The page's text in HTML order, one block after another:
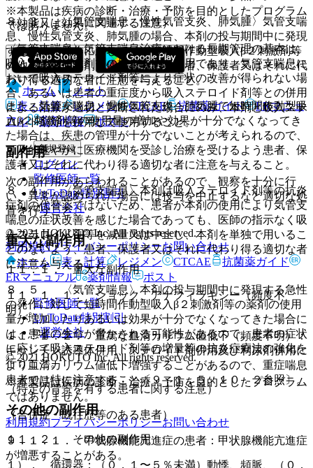
８．３． 〈気管支喘息、慢性気管支炎、肺気腫〉気管支喘
息、慢性気管支炎、肺気腫の場合、本剤の投与期間中に発現
する急性の発作に対しては、短時間作動型吸入β２刺激剤等
の他の適切な薬剤を使用するよう患者、保護者又はそれに代
わり得る適切な者に注意を与えること。
また、気管支喘息、慢性気管支炎、肺気腫で短時間作動型吸
入β２刺激剤等の使用量の増加や効果が十分でなくなってき
た場合は、疾患の管理が十分でないことが考えられるので、
可及的速やかに医療機関を受診し治療を受けるよう患者、保
護者又はそれに代わり得る適切な者に注意を与えること。
８．４． 〈気管支喘息〉本剤は吸入ステロイド剤等の抗炎
症剤の代替薬ではないため、患者が本剤の使用により気管支
喘息の症状改善を感じた場合であっても、医師の指示なく吸
入ステロイド剤等を減量又は中止し、本剤を単独で用いるこ
とのないよう、患者、保護者又はそれに代わり得る適切な者
に注意を与えること。
８．５． 〈気管支喘息〉本剤の投与期間中に発現する急性
の発作に対して短時間作動型吸入β２刺激剤等の薬剤の使用
量が増加したりあるいは効果が十分でなくなってきた場合に
は、患者の生命が脅かされる可能性があるので、患者の症状
に応じて吸入ステロイド剤等の増量等の抗炎症療法の強化を
行うこと。
（特定の背景を有する患者に関する注意）
（合併症・既往歴等のある患者）
９．１．１． 甲状腺機能亢進症の患者：甲状腺機能亢進症
が増悪することがある。
（効能又は効果に関連する注意）
〈気管支喘息〉気管支喘息治療における長期管理の基本は、
吸入ステロイド剤等の抗炎症剤の使用であり、気管支喘息に
おいて吸入ステロイド剤等により症状の改善が得られない場
合、あるいは患者の重症度から吸入ステロイド剤等との併用
による治療が適切と判断された場合にのみ、本剤と吸入ステ
ロイド剤等を併用して使用すること。
副作用
次の副作用があらわれることがあるので、観察を十分に行
い、異常が認められた場合には投与を中止するなど適切な処
置を行うこと。
重大な副作用
１１．１． 重大な副作用
１１．１．１． ショック、アナフィラキシー（頻度不
明）。
１１．１．２． 重篤な血清カリウム値低下（頻度不明）：
キサンチン誘導体併用、ステロイド剤併用及び利尿剤併用に
より血清カリウム値低下増強することがあるので、重症喘息
患者では特に注意すること〔９．１．５、１０．２参照〕。
その他の副作用
１１．２． その他の副作用
１）． 循環器：（０．１〜５％未満）動悸、頻脈、（０．
※本製品は疾病の診断・治療・予防を目的としたプログラム
ではありません。
ホーム
ノート
表・計算
レジメン CTCAE 抗菌薬ガイド
ERマニュ
アル
薬剤情報 ポスト
新規登録
ログイン
監修医師一覧
UpToDate特別割引
運営会社
© 2021 HOKUTO Inc. All rights reserved.
利用規約プライバシーポリシーお問い合わせ
ホーム
表・計算 レジメン CTCAE
抗菌薬ガイド
ERマニュアル
薬剤情報 ポスト
監修医師一覧
UpToDate特別割引
運営会社
© 2021 HOKUTO Inc. All rights reserved.
※本製品は疾病の診断・治療・予防を目的としたプログラム
ではありません。
利用規約プライバシーポリシーお問い合わせ